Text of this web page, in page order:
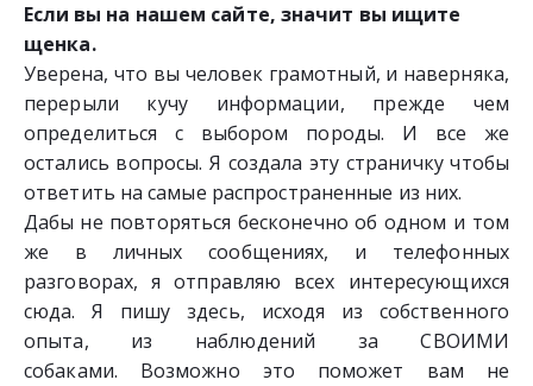
Если вы на нашем сайте, значит вы ищите
щенка.
Уверена, что вы человек грамотный, и наверняка,
перерыли кучу информации, прежде чем
определиться с выбором породы. И все же
остались вопросы. Я создала эту страничку чтобы
ответить на самые распространенные из них.
Дабы не повторяться бесконечно об одном и том
же в личных сообщениях, и телефонных
разговорах, я отправляю всех интересующихся
сюда. Я пишу здесь, исходя из собственного
опыта, из наблюдений за СВОИМИ
собаками. Возможно это поможет вам не